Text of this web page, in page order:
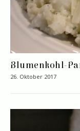
Blumenkohl-
26. Oktober 2017